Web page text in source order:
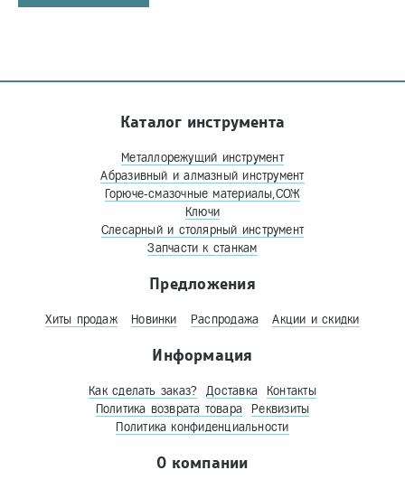
Каталог инструмента
Металлорежущий инструмент
Абразивный и алмазный инструмент
Горюче-смазочные материалы,СОЖ
Ключи
Слесарный и столярный инструмент
Запчасти к станкам
Предложения
Хиты продаж Новинки Распродажа Акции и скидки
Информация
Как сделать заказ? Доставка
Контакты
Политика возврата товара
Реквизиты
Политика конфиденциальности
О компании